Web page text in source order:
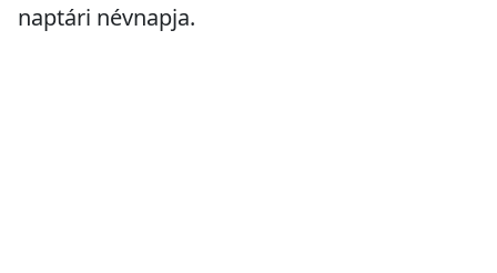
naptári névnapja.